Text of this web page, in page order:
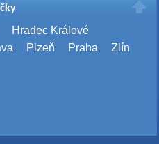
2026
Brno
Server Bootcamp 2026
Hradec Králové
Plzeň Praha Zlín